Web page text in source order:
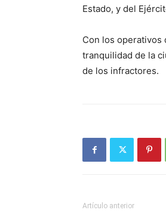
Estado, y del
Con los operativos
tranquilidad de la
de los infractores.
Artículo anterior